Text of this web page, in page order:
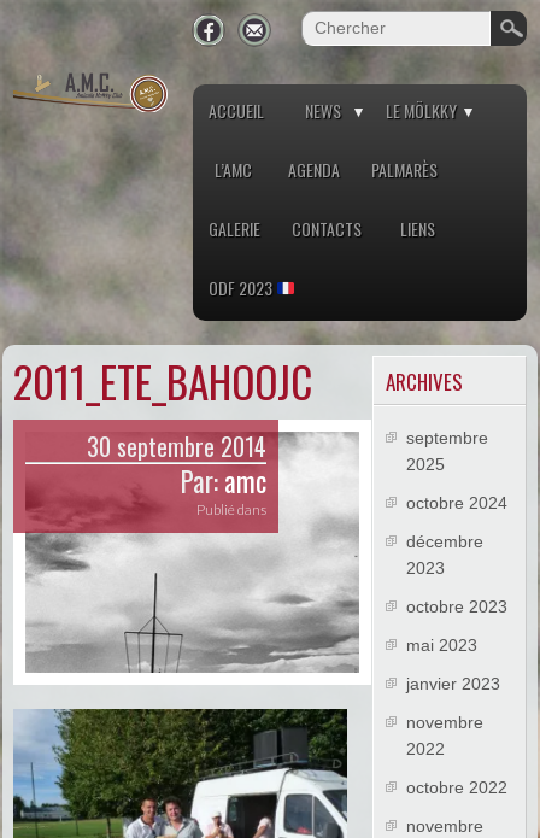
ACCUEIL NEWS LE MÖLKKY
L’AMC AGENDA PALMARÈS
GALERIE CONTACTS LIENS
ODF 2023
2011_ETE_BAHOOJC
30 septembre 2014
Par:amc
Publié dans
ARCHIVES
septembre
2025
octobre 2024
décembre
2023
octobre 2023
mai 2023
janvier 2023
novembre
2022
octobre 2022
novembre